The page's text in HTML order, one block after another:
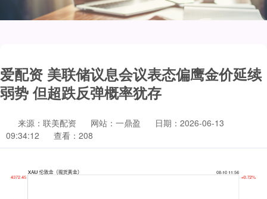
爱配资 美联储议息会议表态偏鹰金价延续
弱势 但超跌反弹概率犹存
来源：联美配资 网站：一鼎盈
日期：2026-06-13
09:34:12
查看：208